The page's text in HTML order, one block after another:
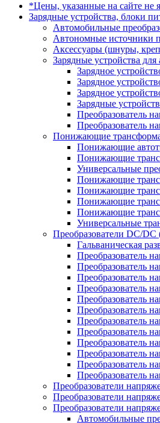
*Цены, указанные на сайте не
Зарядные устройства, блоки
Автомобильные
Автономные источники
Аксессуары (шнуры,
Зарядные устройства для
Зарядное
Зарядное
Зарядное
Зарядные
Преобразователь
Преобразователь
Понижающие
Понижающие
Понижающие
Универсальные
Понижающие
Понижающие
Понижающие
Понижающие
Универсальные
Преобразователи DC/DC
Гальваническая
Преобразователь
Преобразователь
Преобразователь
Преобразователь
Преобразователь
Преобразователь
Преобразователь
Преобразователь
Преобразователь
Преобразователь
Преобразователь
Преобразователь
Преобразователи
Преобразователи
Преобразователи
Автомобильные